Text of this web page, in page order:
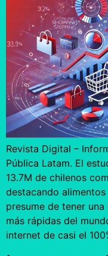
Revista Digital –
Pública Latam. El
13.7M de chilenos
destacando
presume de tener
más rápidas del
internet de casi el